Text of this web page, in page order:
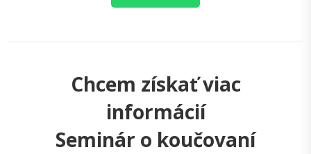
Chcem získať viac
informácií
Seminár o koučovaní